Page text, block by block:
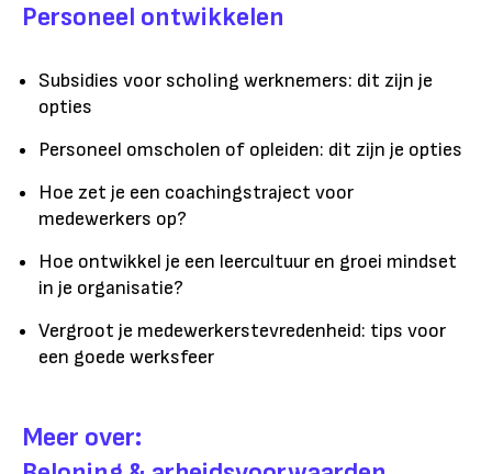
Personeel ontwikkelen
Subsidies voor scholing werknemers: dit zijn je
opties
Personeel omscholen of opleiden: dit zijn je opties
Hoe zet je een coachingstraject voor
medewerkers op?
Hoe ontwikkel je een leercultuur en groei mindset
in je organisatie?
Vergroot je medewerkerstevredenheid: tips voor
een goede werksfeer
Meer over: